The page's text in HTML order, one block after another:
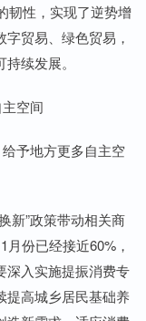
韧性，实现了逆势增
贸易、绿色贸易，
续发展。
空间
予地方更多自主空
”政策带动相关商
份已经接近60%，
深入实施提振消费专
提高城乡居民基础养